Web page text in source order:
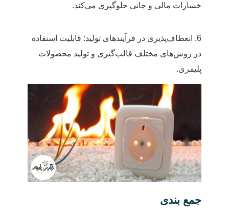
خسارات مالی و جانی جلوگیری می‌کند.
6. انعطاف‌پذیری در فرآیندهای تولید: قابلیت استفاده
در روش‌های مختلف قالب‌گیری و تولید محصولات
پلیمری.
جمع بندی